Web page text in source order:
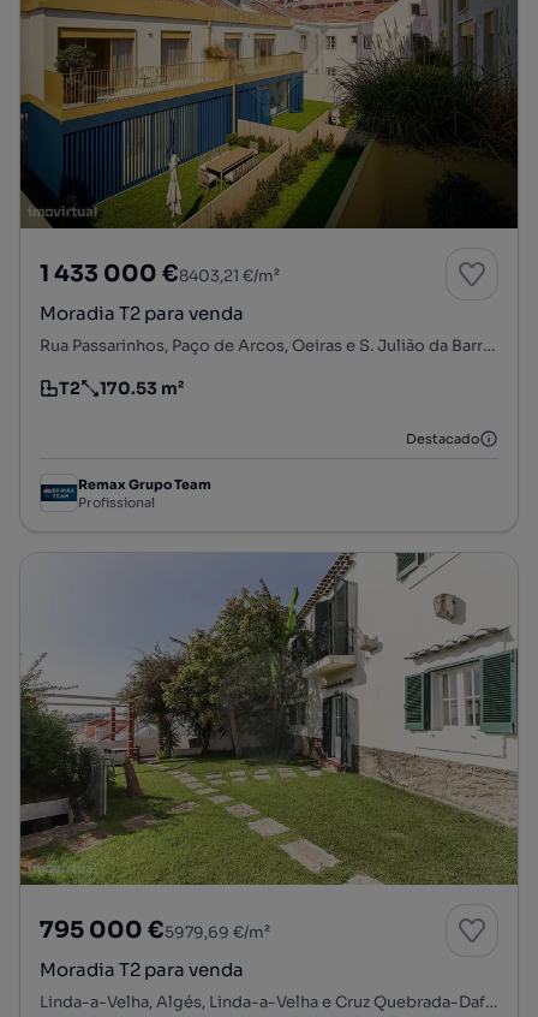
1 433 000 €8403,21 €/m²
Moradia T2 para venda
Rua Passarinhos, Paço de Arcos, Oeiras e S. Julião da Barra, Paço de Arcos e Caxias, Oeiras, Lisboa
Tipologia
T2
Preço por metro quadrado
170.53 m²
Destacado
Remax Grupo Team
Profissional
795 000 €5979,69 €/m²
Moradia T2 para venda
Linda-a-Velha, Algés, Linda-a-Velha e Cruz Quebrada-Dafundo, Oeiras, Lisboa